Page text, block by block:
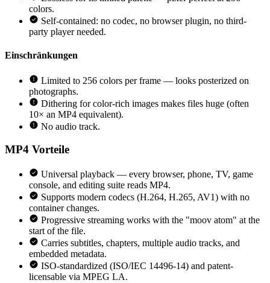
colors.
Self-contained: no codec, no browser plugin, no third-
party player needed.
Einschränkungen
Limited to 256 colors per frame — looks posterized on
photographs.
Dithering for color-rich images makes files huge (often
10× an MP4 equivalent).
No audio track.
MP4 Vorteile
Universal playback — every browser, phone, TV, game
console, and editing suite reads MP4.
Supports modern codecs (H.264, H.265, AV1) with no
container changes.
Progressive streaming works with the "moov atom" at the
start of the file.
Carries subtitles, chapters, multiple audio tracks, and
embedded metadata.
ISO-standardized (ISO/IEC 14496-14) and patent-
licensable via MPEG LA.